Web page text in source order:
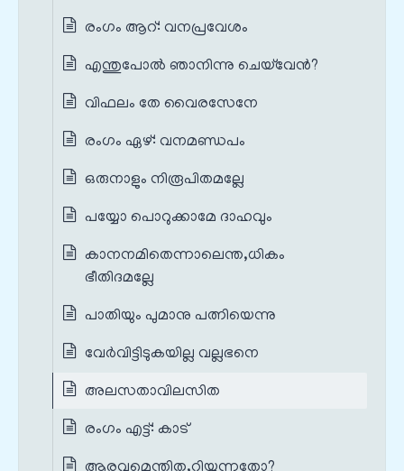
രംഗം ആറ്‌: വനപ്രവേശം
എന്തുപോൽ ഞാനിന്നു ചെയ്‌വേൻ?
വിഫലം തേ വൈരസേനേ
രംഗം ഏഴ്‌: വനമണ്ഡപം
ഒരുനാളും നിരൂപിതമല്ലേ
പയ്യോ പൊറുക്കാമേ ദാഹവും
കാനനമിതെന്നാലെന്ത,ധികം
ഭീതിദമല്ലേ
പാതിയും പുമാനു പത്നിയെന്നു
വേർവിട്ടിടുകയില്ല വല്ലഭനെ
അലസതാവിലസിത
രംഗം എട്ട്‌: കാട്‌